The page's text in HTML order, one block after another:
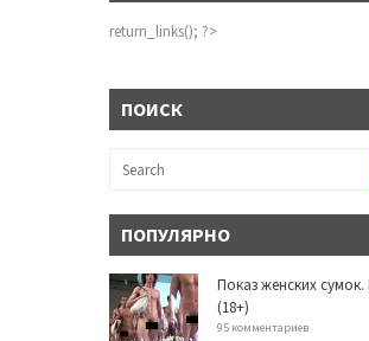
return_links(); ?>
ПОИСК
ПОПУЛЯРНО
Показ женских
(18+)
95 комментариев